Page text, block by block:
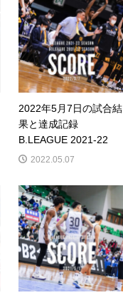
2022年5月7日の試合結
果と達成記録
B.LEAGUE 2021-22
2022.05.07